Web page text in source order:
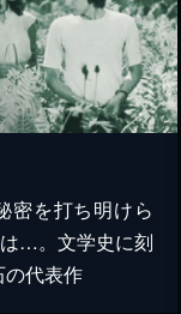
密を打ち明けら
…。文学史に刻
の代表作